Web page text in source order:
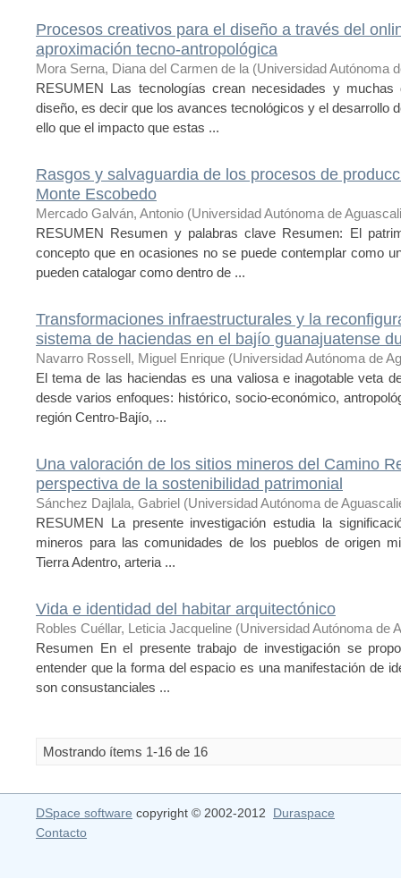
Procesos creativos para el diseño a través del
aproximación tecno-antropológica
Mora Serna, Diana del Carmen de la (Universidad Autónoma
RESUMEN Las tecnologías crean necesidades y
diseño, es decir que los avances tecnológicos y el desarrollo
ello que el impacto que estas ...
Rasgos y salvaguardia de los procesos de
Monte Escobedo
Mercado Galván, Antonio (Universidad Autónoma de
RESUMEN Resumen y palabras clave Resumen: El
concepto que en ocasiones no se puede contemplar como
pueden catalogar como dentro de ...
Transformaciones infraestructurales y la
sistema de haciendas en el bajío guanajuatense
Navarro Rossell, Miguel Enrique (Universidad Autónoma de
El tema de las haciendas es una valiosa e inagotable veta
desde varios enfoques: histórico, socio-económico,
región Centro-Bajío, ...
Una valoración de los sitios mineros del Camino
perspectiva de la sostenibilidad patrimonial
Sánchez Dajlala, Gabriel (Universidad Autónoma de
RESUMEN La presente investigación estudia la
mineros para las comunidades de los pueblos de origen
Tierra Adentro, arteria ...
Vida e identidad del habitar arquitectónico
Robles Cuéllar, Leticia Jacqueline (Universidad Autónoma de
Resumen En el presente trabajo de investigación se
entender que la forma del espacio es una manifestación de
son consustanciales ...
Mostrando ítems 1-16 de 16
DSpace software copyright © 2002-2012 Duraspace
Contacto